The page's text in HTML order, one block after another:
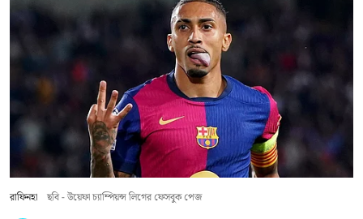
রাফিনহা ছবি - উয়েফা চ্যাম্পিয়ন্স লিগের ফেসবুক পেজ